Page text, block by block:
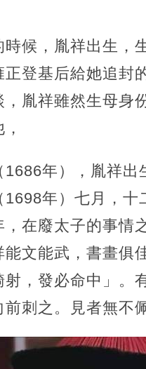
時候，胤祥出生，
正登基后給她追封
胤祥雖然生母身
1686年），胤祥
1698年）七月，
，在廢太子的事情
能文能武，書畫俱
，發必命中」。
刺之。見者無不